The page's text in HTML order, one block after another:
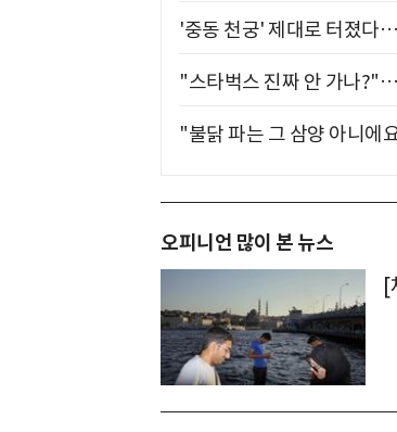
'중동 천궁' 제대로 터졌다
"스타벅스 진짜 안 가나
"불닭 파는 그 삼양 아니에
오피니언 많이 본 뉴스
[